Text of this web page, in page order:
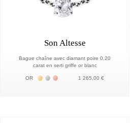
Son Altesse
Bague chaîne avec diamant poire 0.20
carat en serti griffe or blanc
OR Жёлтое золото 18К
Белое золото 18К
Розовое золото 18К
1 265,00 €